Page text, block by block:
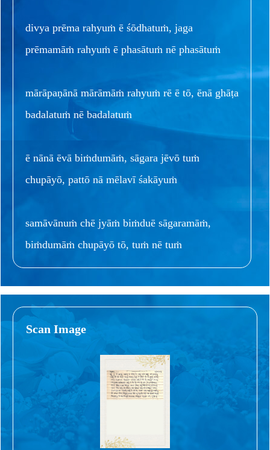
divya prēma rahyuṁ ē śōdhatuṁ, jaga
prēmamāṁ rahyuṁ ē phasātuṁ nē phasātuṁ
mārāpaṇānā mārāmāṁ rahyuṁ rē ē tō, ēnā ghāṭa
badalatuṁ nē badalatuṁ
ē nānā ēvā biṁdumāṁ, sāgara jēvō tuṁ
chupāyō, pattō nā mēlavī śakāyuṁ
samāvānuṁ chē jyāṁ biṁduē sāgaramāṁ,
biṁdumāṁ chupāyō tō, tuṁ nē tuṁ
Scan Image